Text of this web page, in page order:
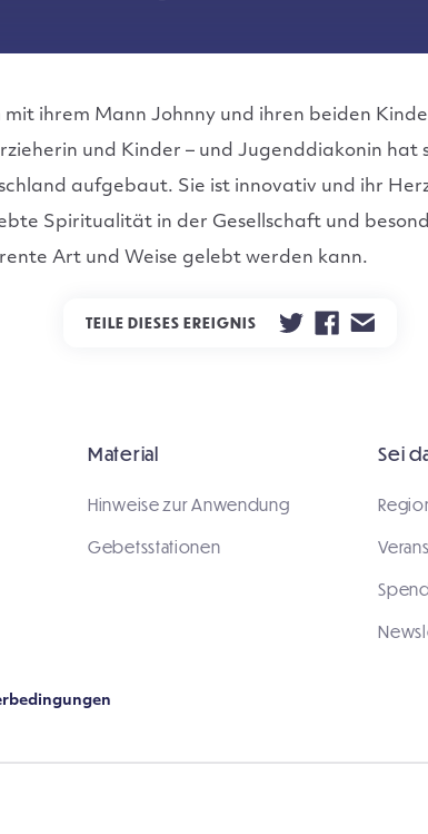
ihrem Mann Johnny und ihren beiden
und Kinder – und Jugenddiakonin hat
aufgebaut. Sie ist innovativ und ihr
Spiritualität in der Gesellschaft und
Art und Weise gelebt werden kann.
TEILE DIESES EREIGNIS
Material
Hinweise zur Anwendung
Gebetsstationen
Sei